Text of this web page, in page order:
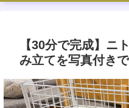
【30分で完成】
み立てを写真付き